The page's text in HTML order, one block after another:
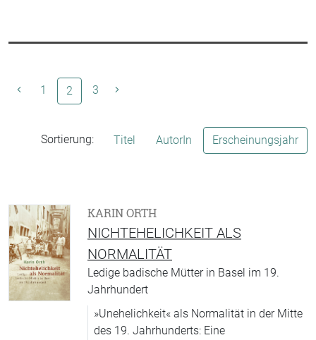
1 2 (aktuelle Seite)
3
Sortierung: Titel AutorIn Erscheinungsjahr
KARIN ORTH
NICHTEHELICHKEIT ALS
NORMALITÄT
Ledige badische Mütter in Basel im 19.
Jahrhundert
»Unehelichkeit« als Normalität in der Mitte
des 19. Jahrhunderts: Eine